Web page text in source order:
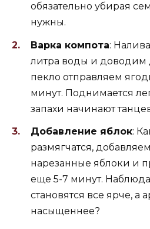
обязательно убирая
нужны.
Варка компота:
литра воды и доводим
пекло отправляем
минут. Поднимается
запахи начинают
Добавление яблок:
размягчатся,
нарезанные яблоки и
еще 5-7 минут.
становятся все ярче, а
насыщеннее?